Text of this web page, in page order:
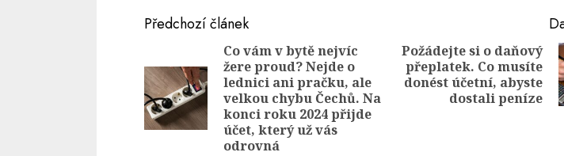
Continue
Reading
Předchozí článek
Previous
Co vám v bytě nejvíc
žere proud? Nejde o
lednici ani pračku, ale
velkou chybu Čechů. Na
konci roku 2024 přijde
účet, který už vás
odrovná
Next
post:
Požádejte si o daňový
přeplatek. Co musíte
donést účetní, abyste
dostali peníze